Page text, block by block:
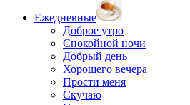
Ежедневные
Доброе утро
Спокойной ночи
Добрый день
Хорошего вечера
Прости меня
Скучаю